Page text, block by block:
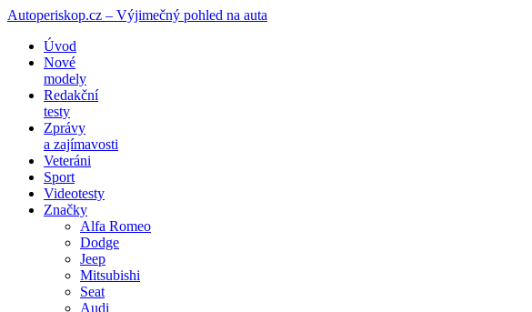
Autoperiskop.cz – Výjimečný pohled na auta
Přejít
obsahu
webu
Úvod
Nové
modely
Redakční
testy
Zprávy
a zajímavosti
Veteráni
Sport
Videotesty
Značky
Alfa Romeo
Dodge
Jeep
Mitsubishi
Seat
Audi